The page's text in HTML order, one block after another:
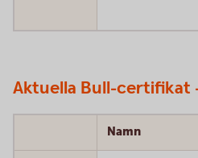
Aktuella Bull-certifikat
Namn